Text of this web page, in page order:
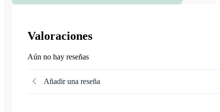
Valoraciones
Aún no hay reseñas
Añadir una reseña